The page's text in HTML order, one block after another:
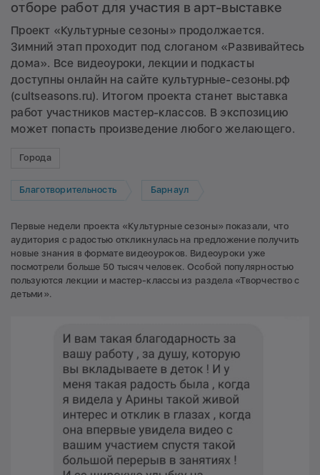
отборе работ для участия в арт-выставке
Проект «Культурные сезоны» продолжается.
Зимний этап проходит под слоганом «Развивайтесь
дома». Все видеоуроки, лекции и подкасты
доступны онлайн на сайте культурные-сезоны.рф
(cultseasons.ru). Итогом проекта станет выставка
работ участников мастер-классов. В экспозицию
может попасть произведение любого желающего.
Города
Благотворительность Барнаул
Первые недели проекта «Культурные сезоны» показали, что
аудитория с радостью откликнулась на предложение получить
новые знания в формате видеоуроков. Видеоуроки уже
посмотрели больше 50 тысяч человек. Особой популярностью
пользуются лекции и мастер-классы из раздела «Творчество с
детьми».